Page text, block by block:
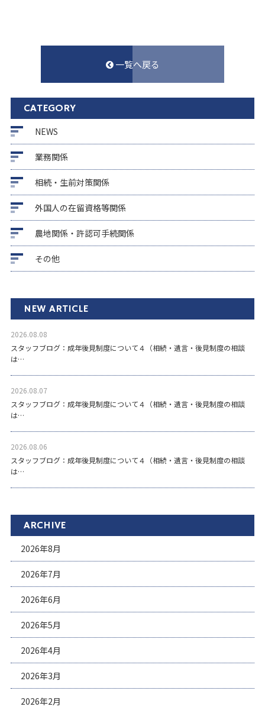
一覧へ戻る
CATEGORY
NEWS
業務関係
相続・生前対策関係
外国人の在留資格等関係
農地関係・許認可手続関係
その他
NEW ARTICLE
2026.08.08
スタッフブログ：成年後見制度について４（相続・遺言・後見制度の相談
は…
2026.08.07
スタッフブログ：成年後見制度について４（相続・遺言・後見制度の相談
は…
2026.08.06
スタッフブログ：成年後見制度について４（相続・遺言・後見制度の相談
は…
ARCHIVE
2026年8月
2026年7月
2026年6月
2026年5月
2026年4月
2026年3月
2026年2月